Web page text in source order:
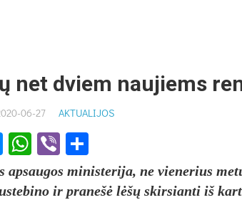
net dviem naujiems
06-27 AKTUALIJOS
Messenger
WhatsApp
Viber
apsaugos ministerija, ne vienerius
ir pranešė lėšų skirsianti iš